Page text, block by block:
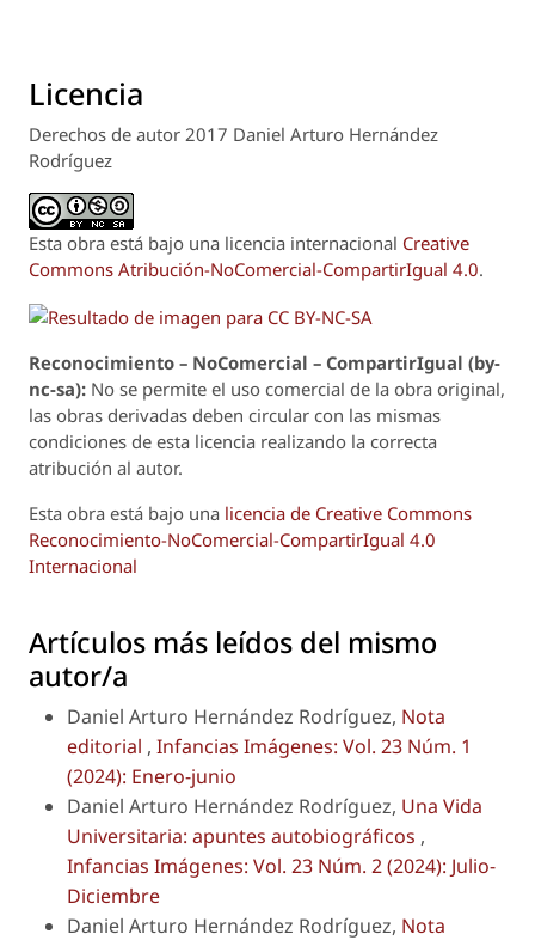
Licencia
Derechos de autor 2017 Daniel Arturo Hernández
Rodríguez
Esta obra está bajo una licencia internacional Creative
Commons Atribución-NoComercial-CompartirIgual 4.0.
Reconocimiento – NoComercial – CompartirIgual (by-
nc-sa): No se permite el uso comercial de la obra original,
las obras derivadas deben circular con las mismas
condiciones de esta licencia realizando la correcta
atribución al autor.
Esta obra está bajo una licencia de Creative Commons
Reconocimiento-NoComercial-CompartirIgual 4.0
Internacional
Artículos más leídos del mismo
autor/a
Daniel Arturo Hernández Rodríguez, Nota
editorial , Infancias Imágenes: Vol. 23 Núm. 1
(2024): Enero-junio
Daniel Arturo Hernández Rodríguez, Una Vida
Universitaria: apuntes autobiográficos ,
Infancias Imágenes: Vol. 23 Núm. 2 (2024): Julio-
Diciembre
Daniel Arturo Hernández Rodríguez, Nota